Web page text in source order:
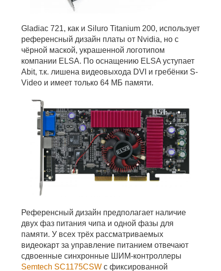
Gladiac 721, как и Siluro Titanium 200, использует
референсный дизайн платы от Nvidia, но с
чёрной маской, украшенной логотипом
компании ELSA. По оснащению ELSA уступает
Abit, т.к. лишена видеовыхода DVI и гребёнки S-
Video и имеет только 64 МБ памяти.
Референсный дизайн предполагает наличие
двух фаз питания чипа и одной фазы для
памяти. У всех трёх рассматриваемых
видеокарт за управление питанием отвечают
сдвоенные синхронные ШИМ-контроллеры
Semtech SC1175CSW с фиксированной